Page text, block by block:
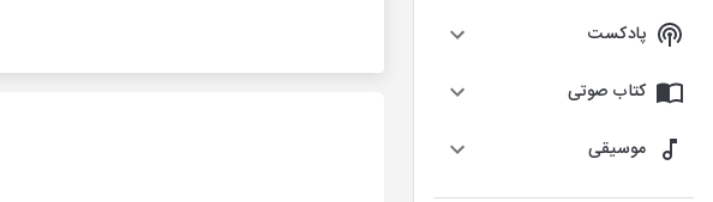
پادکست
کتاب صوتی
موسیقی